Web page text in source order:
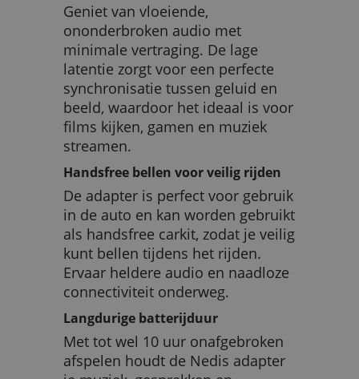
Geniet van vloeiende,
ononderbroken audio met
minimale vertraging. De lage
latentie zorgt voor een perfecte
synchronisatie tussen geluid en
beeld, waardoor het ideaal is voor
films kijken, gamen en muziek
streamen.
Handsfree bellen voor veilig rijden
De adapter is perfect voor gebruik
in de auto en kan worden gebruikt
als handsfree carkit, zodat je veilig
kunt bellen tijdens het rijden.
Ervaar heldere audio en naadloze
connectiviteit onderweg.
Langdurige batterijduur
Met tot wel 10 uur onafgebroken
afspelen houdt de Nedis adapter